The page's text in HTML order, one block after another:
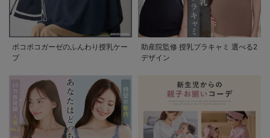
ポコポコガーゼのふんわり授乳ケー
プ
助産院監修 授乳ブラキャミ 選べる2
デザイン